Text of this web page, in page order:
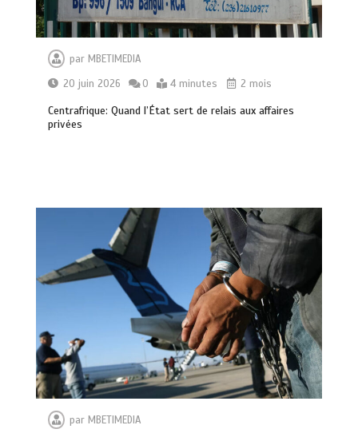
parMBETIMEDIA
20 juin 2026
0 4 minutes 2 mois
Centrafrique: Quand l’État sert de relais aux affaires
privées
par MBETIMEDIA